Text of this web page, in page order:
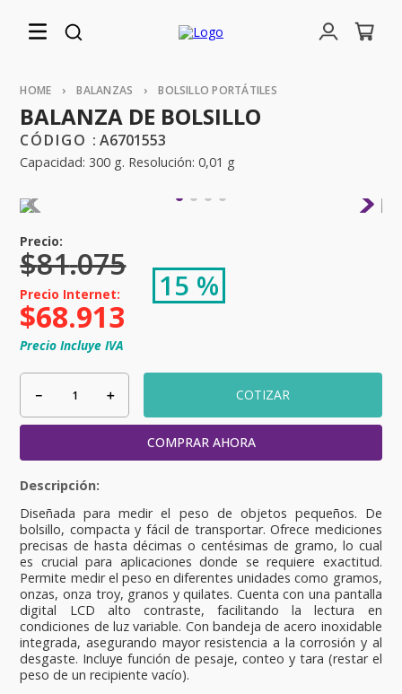
BALANZAS BOLSILLO PORTÁTILES
BALANZA DE BOLSILLO
: A6701553
Capacidad: 300 g. Resolución: 0,01 g
$81.075
15 %
$68.913
Precio Incluye IVA
＋
－ COTIZAR
COMPRAR AHORA
Diseñada para medir el peso de objetos pequeños. De
bolsillo, compacta y fácil de transportar. Ofrece mediciones
precisas de hasta décimas o centésimas de gramo, lo cual
es crucial para aplicaciones donde se requiere exactitud.
Permite medir el peso en diferentes unidades como gramos,
onzas, onza troy, granos y quilates. Cuenta con una pantalla
digital LCD alto contraste, facilitando la lectura en
condiciones de luz variable. Con bandeja de acero inoxidable
integrada, asegurando mayor resistencia a la corrosión y al
desgaste. Incluye función de pesaje, conteo y tara (restar el
peso de un recipiente vacío).